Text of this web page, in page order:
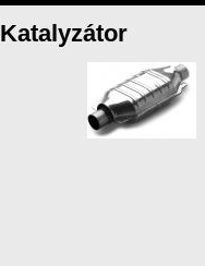
Katalyzátor